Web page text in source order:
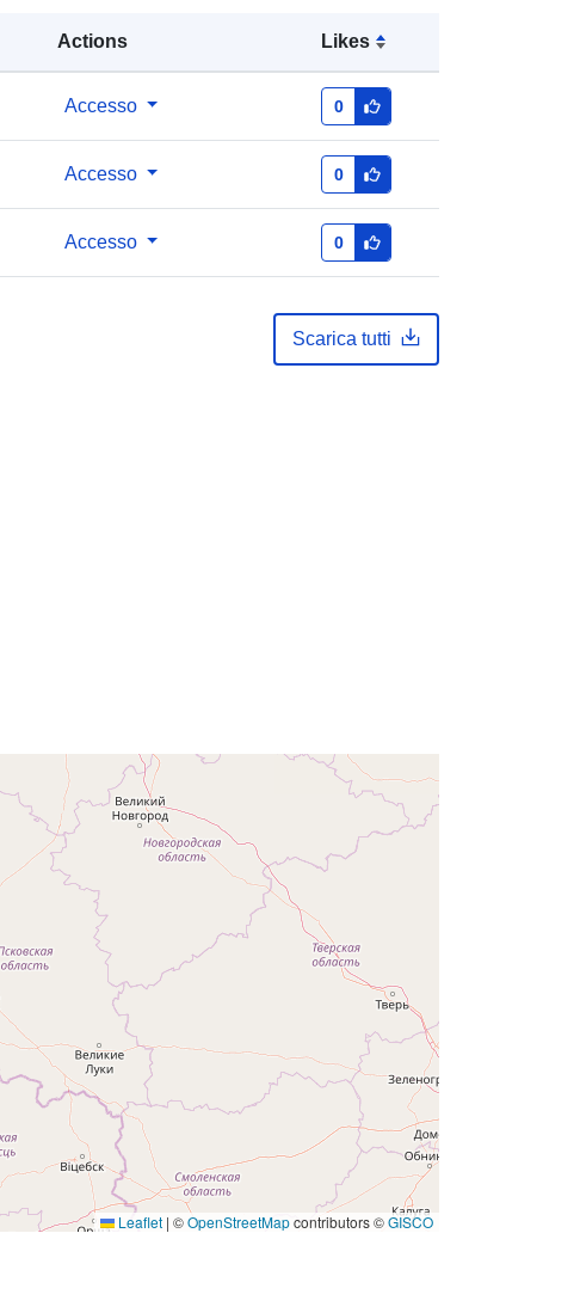
Actions Likes
Accesso 0
Accesso 0
Accesso 0
Scarica tutti
Leaflet | ©OpenStreetMapcontributors ©GISCO
Coordinate: [ [ 28.5, 55.6 ], [ 20.7,
55.6 ], [ 20.7, 58.1 ], [ 28.5, 58.1 ], [
f59a4ddb-d289-45c9-b940-
ebda61a8ae9b
http://data.europa.eu/88u/dataset/f59
a4ddb-d289-45c9-b940-